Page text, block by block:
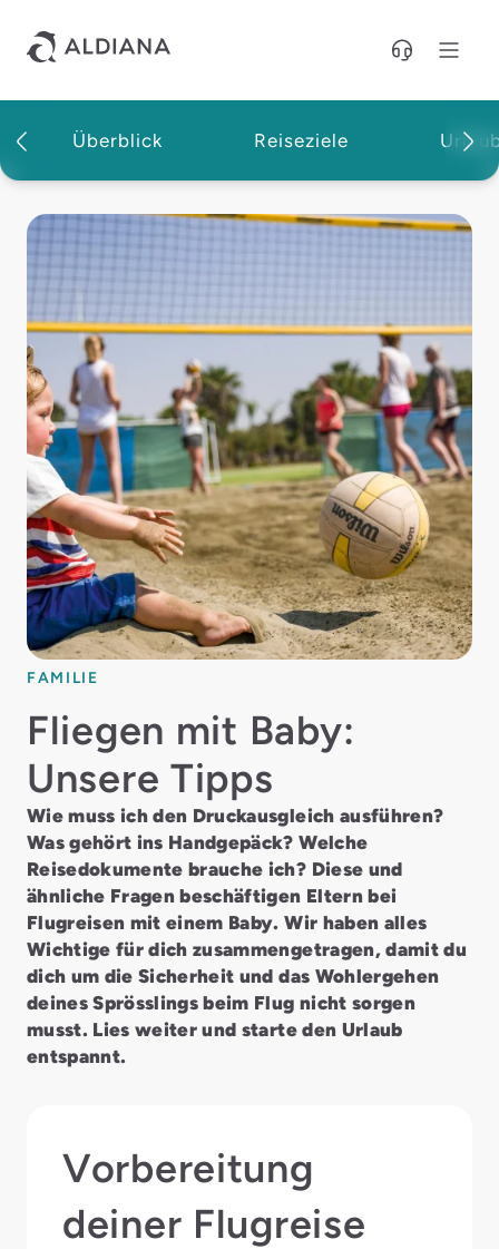
Überblick Reiseziele
Magazin | Aldiana Reisemagazin
FAMILIE
Fliegen mit Baby:
Unsere Tipps
Wie muss ich den Druckausgleich ausführen?
Was gehört ins Handgepäck? Welche
Reisedokumente brauche ich? Diese und
ähnliche Fragen beschäftigen Eltern bei
Flugreisen mit einem Baby. Wir haben alles
Wichtige für dich zusammengetragen, damit du
dich um die Sicherheit und das Wohlergehen
deines Sprösslings beim Flug nicht sorgen
musst. Lies weiter und starte den Urlaub
entspannt.
Vorbereitung
deiner Flugreise